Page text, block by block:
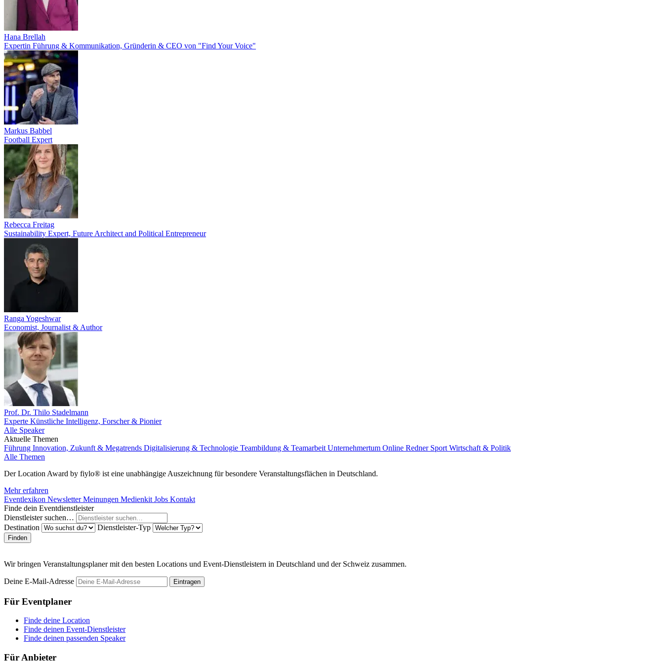
Hana Brellah
Expertin Führung & Kommunikation, Gründerin & CEO von "Find Your Voice"
Markus Babbel
Football Expert
Rebecca Freitag
Sustainability Expert, Future Architect and Political Entrepreneur
Ranga Yogeshwar
Economist, Journalist & Author
Prof. Dr. Thilo Stadelmann
Experte Künstliche Intelligenz, Forscher & Pionier
Alle Speaker
Aktuelle Themen
Führung Innovation, Zukunft & Megatrends Digitalisierung & Technologie Teambildung & Teamarbeit Unternehmertum Online Redner Sport Wirtschaft & Politik
Alle Themen
Der Location Award by fiylo® ist eine unabhängige Auszeichnung für besondere Veranstaltungsflächen in Deutschland.
Mehr erfahren
Eventlexikon NewsletterMeinungen Medienkit Jobs Kontakt
Finde dein Eventdienstleister
Dienstleister suchen…
Destination
Dienstleister-Typ
Finden
Wir bringen Veranstaltungsplaner mit den besten Locations und Event-Dienstleistern in Deutschland und der Schweiz zusammen.
Deine E-Mail-Adresse Eintragen
Für Eventplaner
Finde deine Location
Finde deinen Event-Dienstleister
Finde deinen passenden Speaker
Für Anbieter